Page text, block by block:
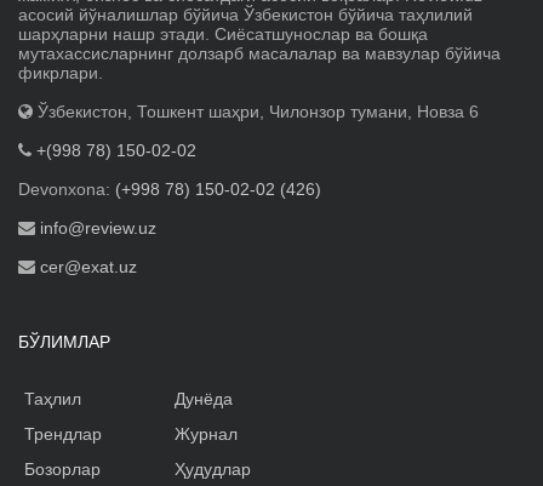
асосий йўналишлар бўйича Ўзбекистон бўйича таҳлилий
шарҳларни нашр этади. Сиёсатшунослар ва бошқа
мутахассисларнинг долзарб масалалар ва мавзулар бўйича
фикрлари.
Ўзбекистон, Тошкент шаҳри, Чилонзор тумани, Новза 6
+(998 78) 150-02-02
Devonxona: (+998 78) 150-02-02 (426)
info@review.uz
cer@exat.uz
БЎЛИМЛАР
Таҳлил
Трендлар
Бозорлар
Дунёда
Журнал
Ҳудудлар